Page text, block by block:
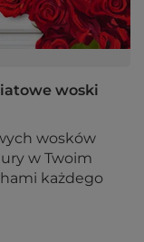
woski
wosków
w Twoim
każdego